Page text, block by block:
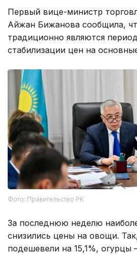
Первый вице-министр
Айжан Бижанова сообщила,
традиционно являются
стабилизации цен на
Фото: Правительство РК
За последнюю неделю
снизились цены на овощи.
подешевели на 15,1%, огурцы